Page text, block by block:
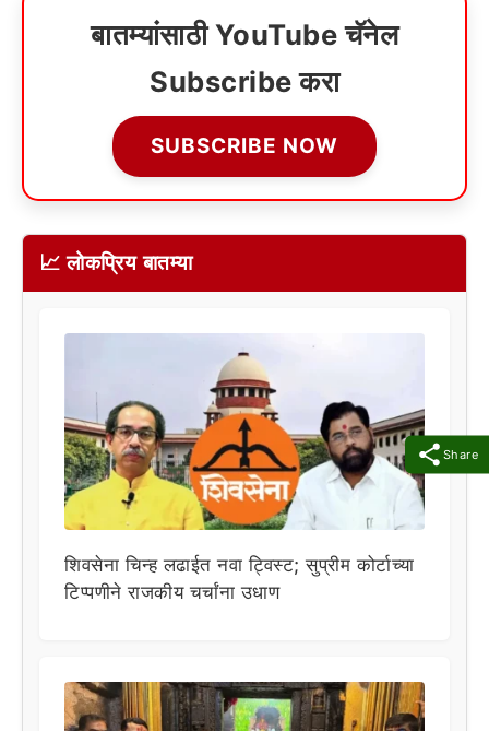
Share
बातम्यांसाठी YouTube चॅनेल
Subscribe करा
SUBSCRIBE NOW
📈 लोकप्रिय बातम्या
शिवसेना चिन्ह लढाईत नवा ट्विस्ट; सुप्रीम कोर्टाच्या
टिप्पणीने राजकीय चर्चांना उधाण